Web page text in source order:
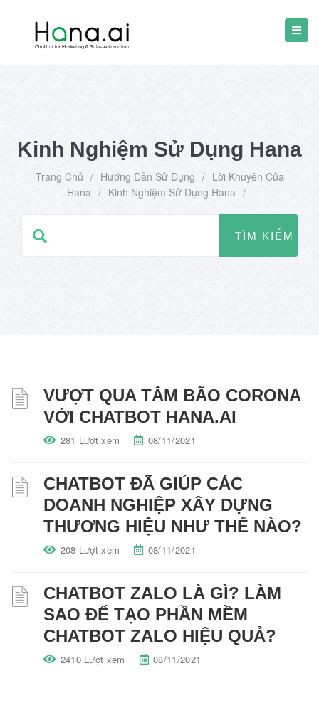
Kinh Nghiệm Sử Dụng Hana
Trang Chủ / Hướng Dẫn Sử Dụng / Lời Khuyên Của
Hana / Kinh Nghiệm Sử Dụng Hana /
VƯỢT QUA TÂM BÃO CORONA
VỚI CHATBOT HANA.AI
281 Lượt xem 08/11/2021
CHATBOT ĐÃ GIÚP CÁC
DOANH NGHIỆP XÂY DỰNG
THƯƠNG HIỆU NHƯ THẾ NÀO?
208 Lượt xem 08/11/2021
CHATBOT ZALO LÀ GÌ? LÀM
SAO ĐỂ TẠO PHẦN MỀM
CHATBOT ZALO HIỆU QUẢ?
2410 Lượt xem 08/11/2021